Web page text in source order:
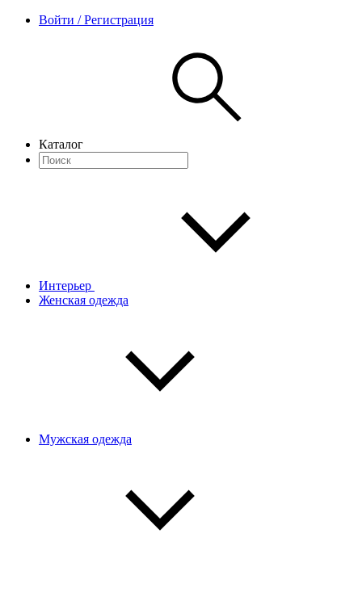
Войти / Регистрация
Каталог
Интерьер
Женская одежда
Мужская одежда